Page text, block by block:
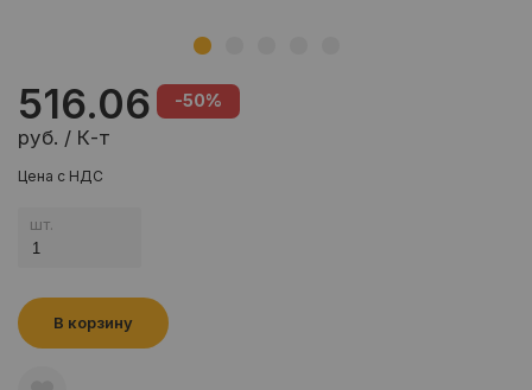
516.06
руб. / К-т
-50%
Цена с НДС
шт.
В корзину